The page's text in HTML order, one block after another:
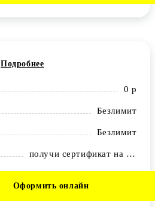
Подробнее
0 р
Безлимит
Безлимит
получи сертификат на 600 рублей в любом из следующих маркетплейсов: OZON, Золотое Яблоко, Яндекс маркет
Оформить онлайн